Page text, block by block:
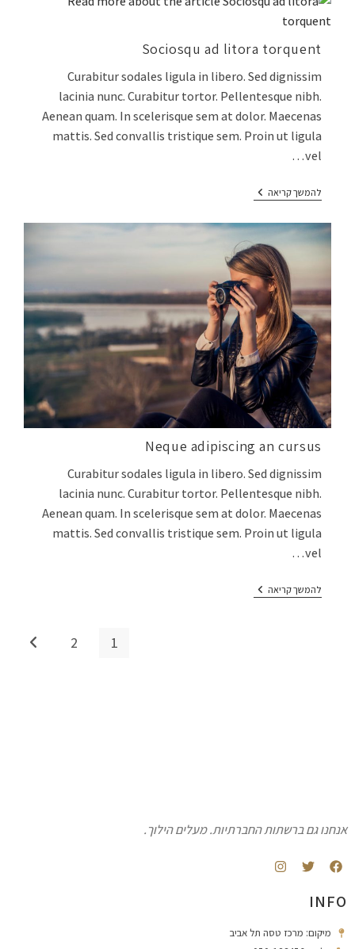
Sociosqu ad litora torquent
Curabitur sodales ligula in libero. Sed dignissim
lacinia nunc. Curabitur tortor. Pellentesque nibh.
Aenean quam. In scelerisque sem at dolor. Maecenas
mattis. Sed convallis tristique sem. Proin ut ligula
vel…
להמשך קריאה
Neque adipiscing an cursus
Curabitur sodales ligula in libero. Sed dignissim
lacinia nunc. Curabitur tortor. Pellentesque nibh.
Aenean quam. In scelerisque sem at dolor. Maecenas
mattis. Sed convallis tristique sem. Proin ut ligula
vel…
להמשך קריאה
1
2
אנחנו גם ברשתות החברתיות. מעלים הילוך.
INFO
מיקום: מרכז טסה תל אביב